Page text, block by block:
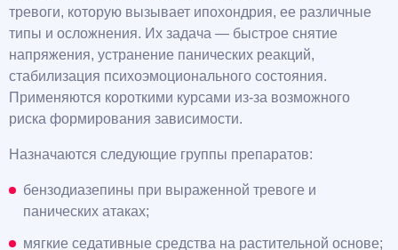
тревоги, которую вызывает ипохондрия, ее различные
типы и осложнения. Их задача — быстрое снятие
напряжения, устранение панических реакций,
стабилизация психоэмоционального состояния.
Применяются короткими курсами из-за возможного
риска формирования зависимости.
Назначаются следующие группы препаратов:
бензодиазепины при выраженной тревоге и
панических атаках;
мягкие седативные средства на растительной основе;